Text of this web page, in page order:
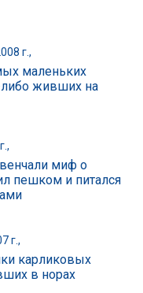
г.,
маленьких
либо живших на
миф о
пешком и питался
г.,
карликовых
в норах